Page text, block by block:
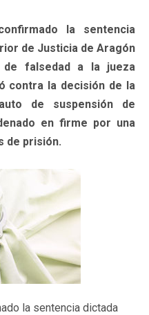
la sentencia
de Justicia de Aragón
falsedad a la jueza
contra la decisión de la
de suspensión de
en firme por una
de prisión.
la sentencia dictada